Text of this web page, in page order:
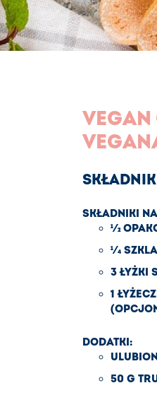
VEGAN
SKŁADNIKI
½
¼
3 ŁYŻKI
1
DODATKI:
50 G